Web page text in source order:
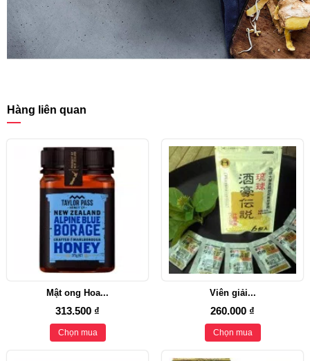
Hàng liên quan
Mật ong Hoa...
313.500 ₫
Chọn mua
Viên giải...
260.000 ₫
Chọn mua